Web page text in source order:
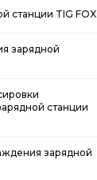
станции TIG FOX
зарядной
станции
зарядной